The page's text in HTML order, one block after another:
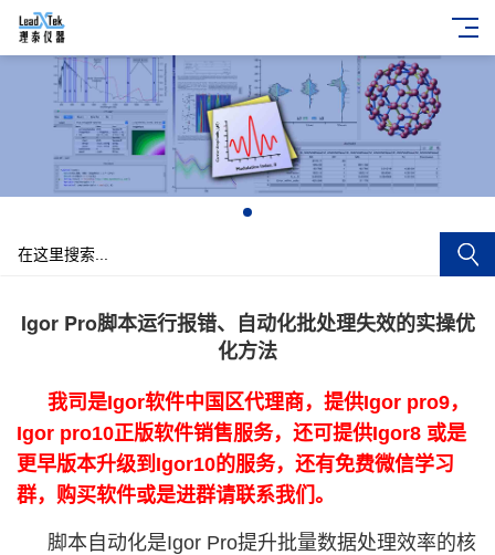
Igor Pro脚本运行报错、自动化批处理失效的实操优
化方法
我司是Igor软件中国区代理商，提供Igor pro9，
Igor pro10正版软件销售服务，还可提供Igor8 或是
更早版本升级到Igor10的服务，还有免费微信学习
群，购买软件或是进群请联系我们。
脚本自动化是Igor Pro提升批量数据处理效率的核